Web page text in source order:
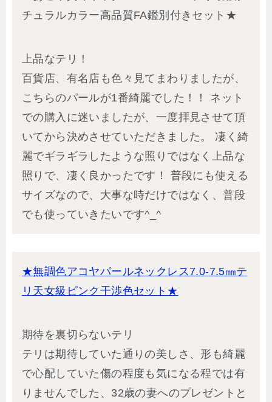
チュラルカラー高品質FA鑑別付きセット★
上品なテリ！
百貨店、有名店も色々見てまわりましたが、
こちらのパールが1番綺麗でした！！ ネット
での購入に迷いましたが、一度拝見させて頂
いてから決めさせていただきました。 凄く綺
麗でギラギラしたような照りではなく上品な
照りで、凄く良かったです！ 普段にも使える
サイズなので、大事な時だけではなく、普段
でも使っていきたいです^_^
★無調色アコヤパールネックレス7.0-7.5㎜テ
リ天女級ピンク干渉色セット★
期待を裏切らないテリ
テリは期待していた通りの美しさ、形も綺麗
で心配していた傷の程度も気になる程では有
りませんでした、32歳の妻へのプレゼントと